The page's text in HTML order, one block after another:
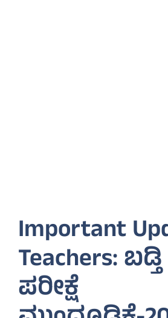
Important
Teachers:
ಪರೀಕ್ಷೆ